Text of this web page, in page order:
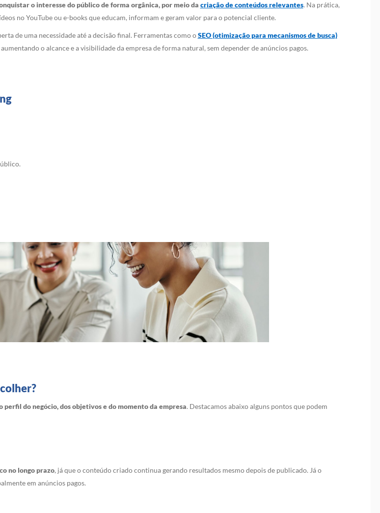
o interesse do público de forma orgânica, por meio da criação de conteúdos relevantes. Na prática,
no YouTube ou e-books que educam, informam e geram valor para o potencial cliente.
de uma necessidade até a decisão final. Ferramentas como oSEO (otimização para mecanismos de busca)
o alcance e a visibilidade da empresa de forma natural, sem depender de anúncios pagos.
perfil do negócio, dos objetivos e do momento da empresa. Destacamos abaixo alguns pontos que podem
no longo prazo, já que o conteúdo criado continua gerando resultados mesmo depois de publicado. Já o
em anúncios pagos.